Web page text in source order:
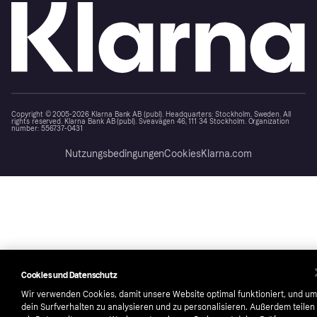
Copyright © 2005-2026 Klarna Bank AB (publ). Headquarters: Stockholm, Sweden. All
rights reserved. Klarna Bank AB (publ). Sveavägen 46, 111 34 Stockholm. Organization
number: 556737-0431
NutzungsbedingungenCookiesKlarna.com
Cookies und Datenschutz
Wir verwenden Cookies, damit unsere Website optimal funktioniert, und um
dein Surfverhalten zu analysieren und zu personalisieren. Außerdem teilen